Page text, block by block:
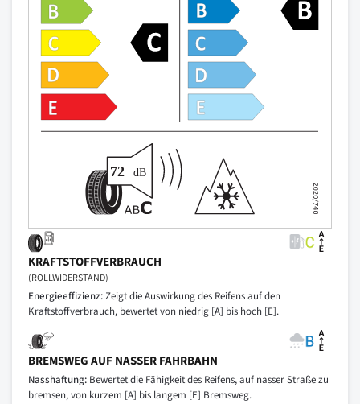
KRAFTSTOFFVERBRAUCH
(ROLLWIDERSTAND)
Energieeffizienz:Zeigt die Auswirkung des Reifens auf den
Kraftstoffverbrauch, bewertet von niedrig [A] bis hoch [E].
BREMSWEG AUF NASSER FAHRBAHN
Nasshaftung: Bewertet die Fähigkeit des Reifens, auf nasser Straße zu
bremsen, von kurzem [A] bis langem [E] Bremsweg.